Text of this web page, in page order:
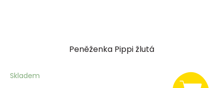
Peněženka Pippi žlutá
Skladem